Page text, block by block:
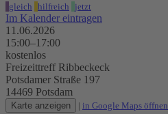
gleich hilfreich jetzt
Im Kalender eintragen
11.06.2026
15:00–17:00
kostenlos
Freizeittreff Ribbeckeck
Potsdamer Straße 197
14469 Potsdam
Karte anzeigen | in Google Maps öffnen